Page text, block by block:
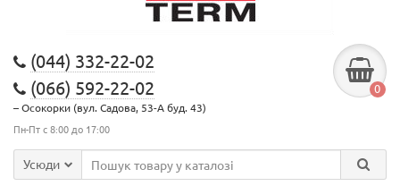
(044) 332-22-02
(066) 592-22-02
– Осокорки (вул. Садова, 53-А буд. 43)
Пн-Пт с 8:00 до 17:00
0
Усюди